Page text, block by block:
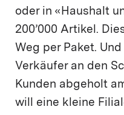
oder in «Haushalt
200’000 Artikel.
Weg per Paket.
Verkäufer an den
Kunden abgeholt
will eine kleine